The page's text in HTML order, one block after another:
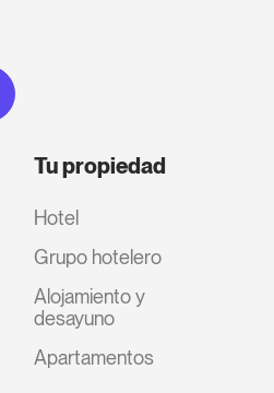
Tu propiedad
Hotel
Grupo hotelero
Alojamiento y
desayuno
Apartamentos